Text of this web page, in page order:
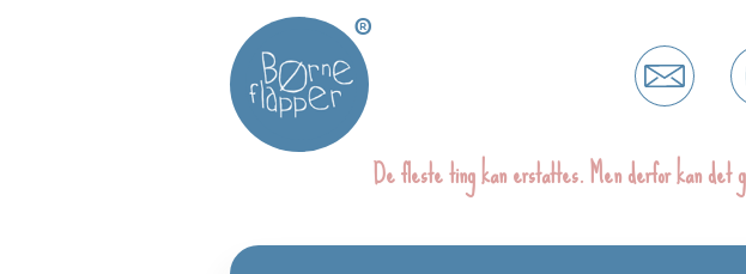
®
De fleste ting kan erstattes. Men derfor kan det